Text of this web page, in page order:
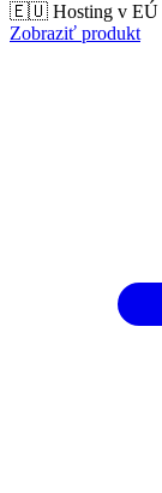
🇪🇺 Hosting v EÚ
Zobraziť produkt